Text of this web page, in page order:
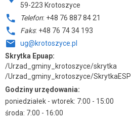
59-223 Krotoszyce
Telefon: +48 76 887 84 21
Faks: +48 76 74 34 193
ug@krotoszyce.pl
Skrytka Epuap:
/Urzad_gminy_krotoszyce/skrytka
/Urzad_gminy_krotoszyce/SkrytkaESP
Godziny urzędowania:
poniedziałek - wtorek: 7:00 - 15:00
środa: 7:00 - 16:00